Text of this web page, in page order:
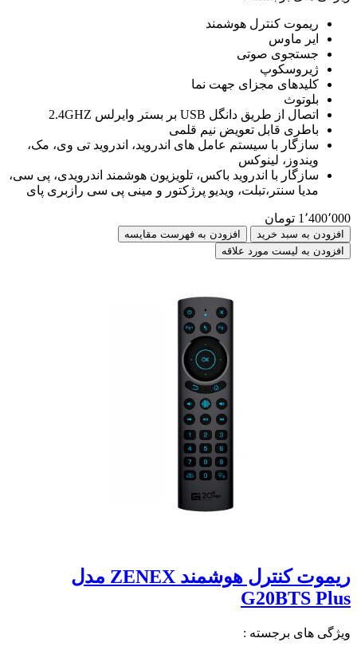
ریموت کنترل هوشمند
ایر ماوس
جستجوی صوتی
ژیروسکوپ
کلیدهای مجزای جهت نما
بلوتوث
اتصال از طریق دانگل USB بر بستر وایرلس 2.4GHZ
باطری قابل تعویض نیم قلمی
سازگار با سیستم عامل های اندروید، اندروید تی وی، مک،
ویندوز، لینوکس
سازگار با اندروید باکس، تلویزیون هوشمند اندرویدی، پی سی،
مدیا سنتر،تبلت، ویدیو پرژکتور و مینی پی سی رازبری پای
1٬400٬000 تومان
افزودن به سبد خرید
افزودن به فهرست مقایسه
افزودن به لیست مورد علاقه
ریموت کنترل هوشمند ZENEX مدل
G20BTS Plus
ویژگی های برجسته :